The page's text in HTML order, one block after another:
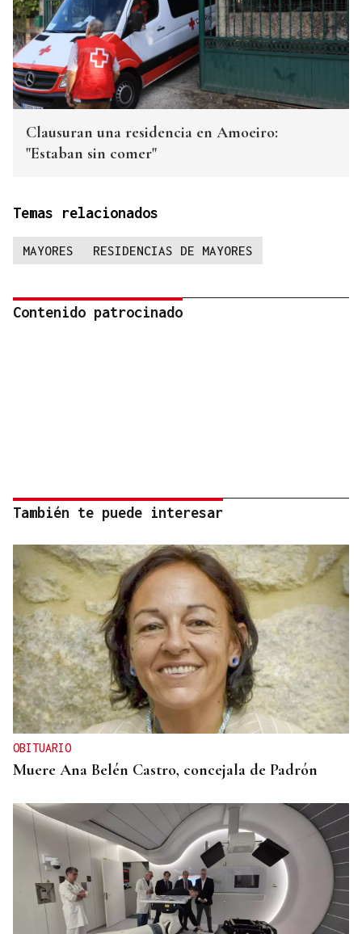
Clausuran una residencia en Amoeiro:
"Estaban sin comer"
Temas relacionados
MAYORES RESIDENCIAS DE MAYORES
Contenido patrocinado
También te puede interesar
OBITUARIO
Muere Ana Belén Castro, concejala de Padrón